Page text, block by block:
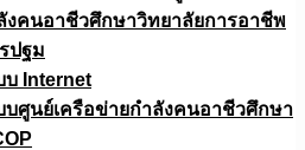
งคนอาชีวศึกษาวิทยาลัยการอาชีพ
ปฐม
บ Internet
บศูนย์เครือข่ายกำลังคนอาชีวศึกษา